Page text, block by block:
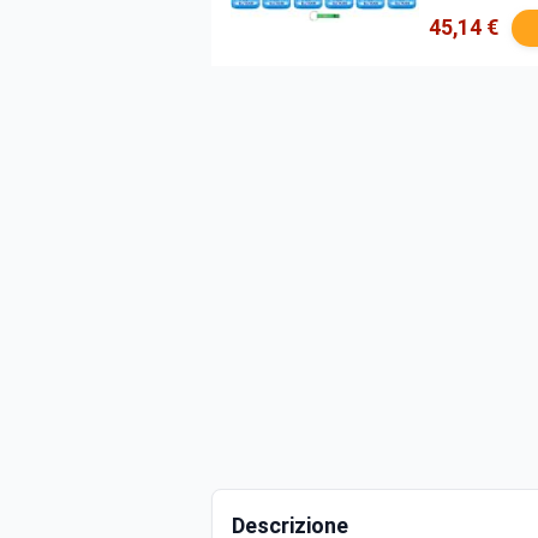
45,14 €
Descrizione